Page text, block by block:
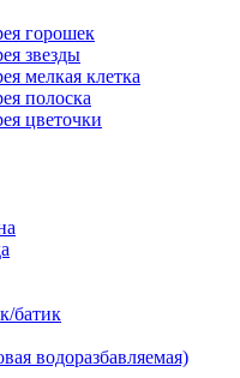
горошек
звезды
мелкая клетка
полоска
цветочки
батик
водоразбавляемая)